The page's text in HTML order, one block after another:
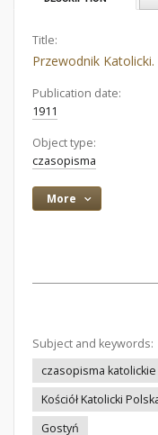
Title:
Przewodnik Katolicki.
Publication date:
1911
Object type:
czasopisma
More
Subject and keywords:
czasopisma
Kościół Katolicki
Gostyń